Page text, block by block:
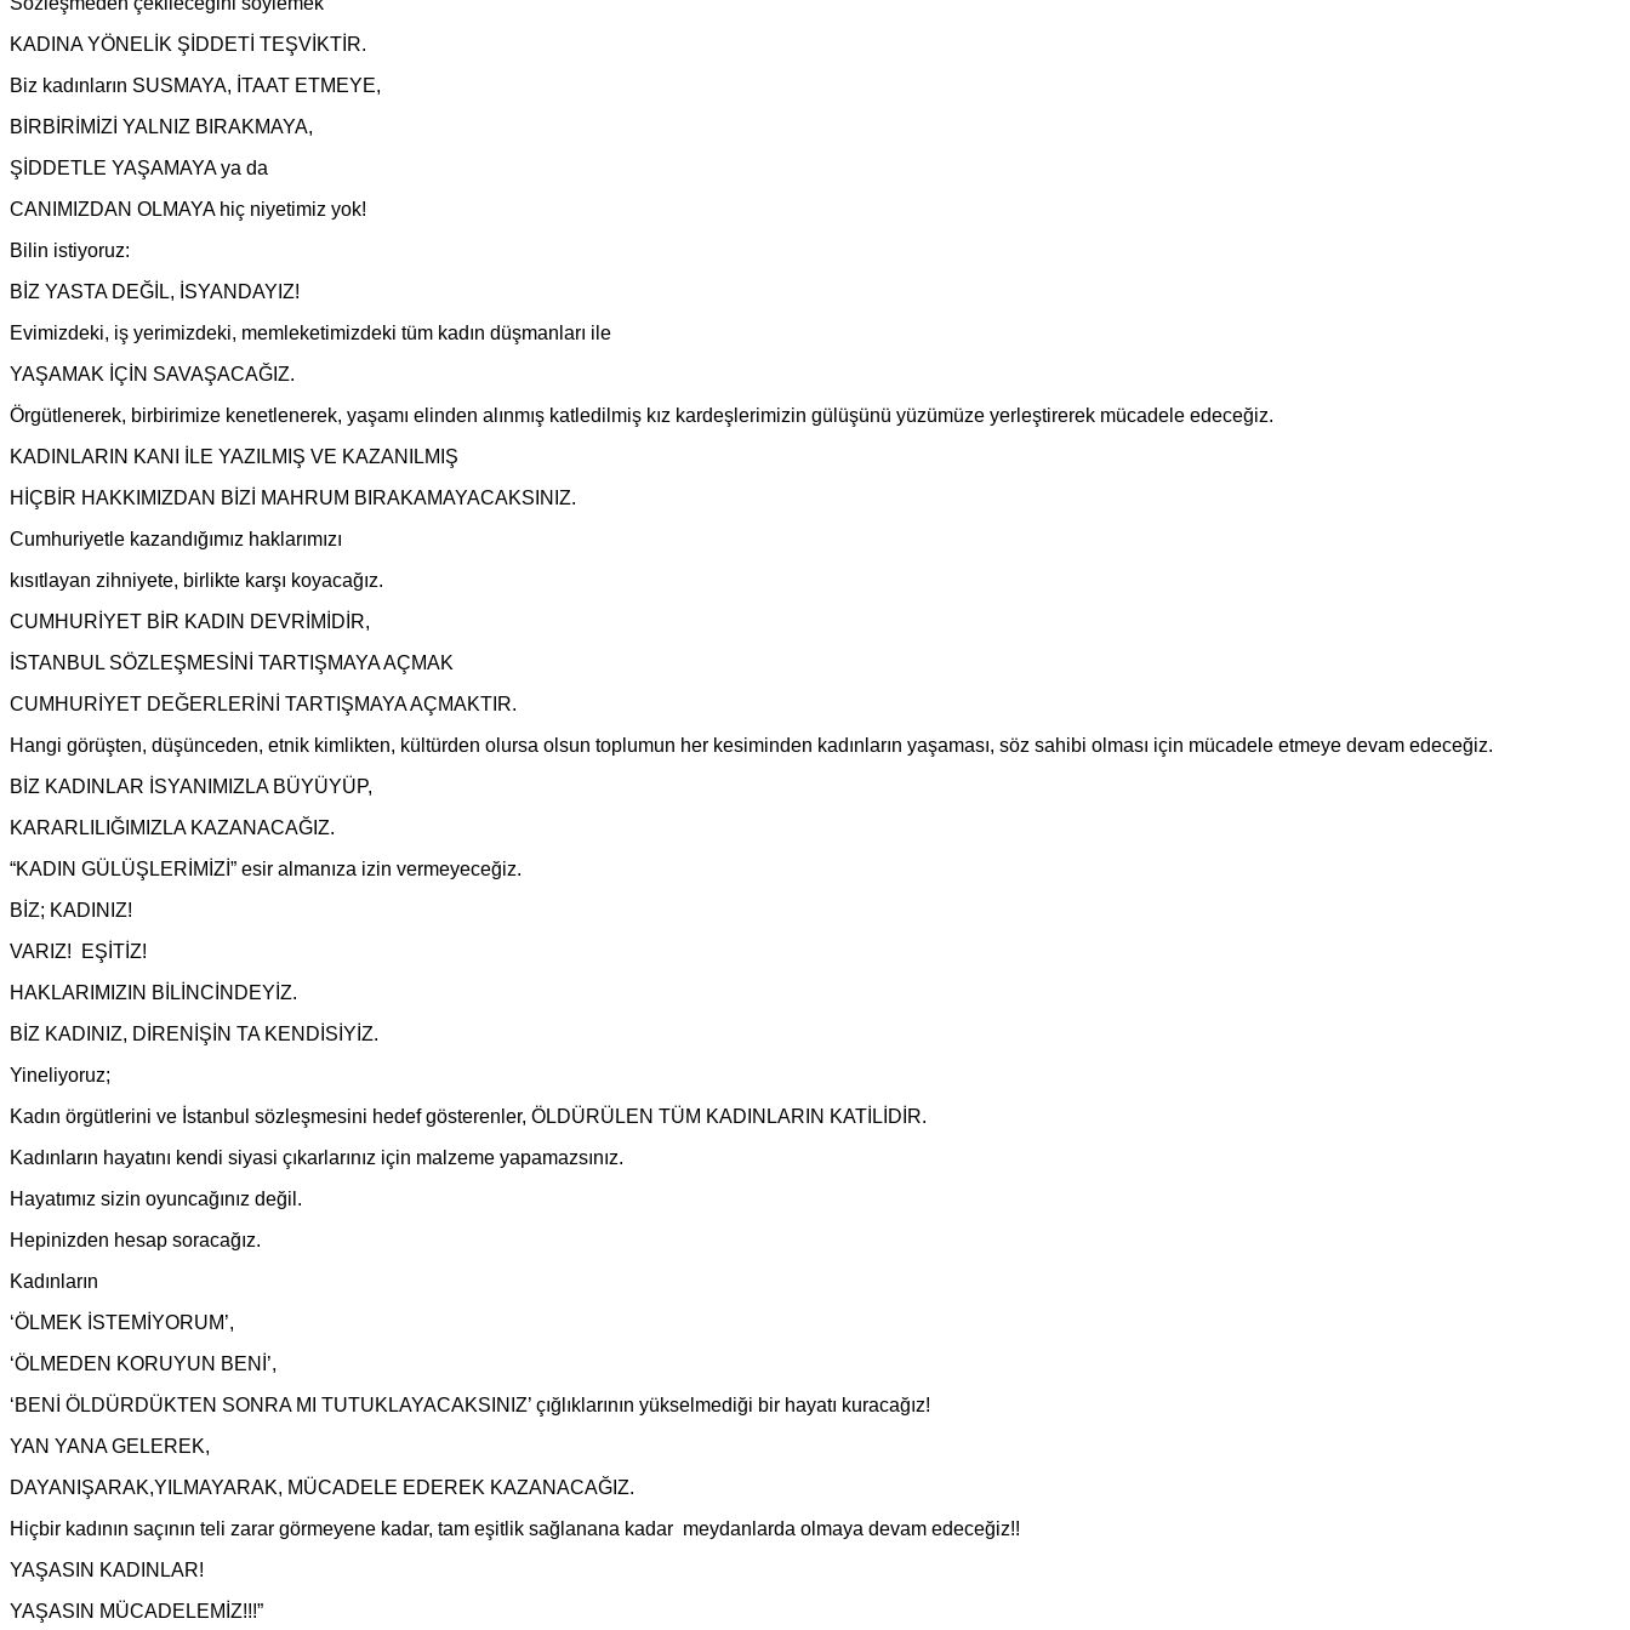
KADINA YÖNELİK ŞİDDETİ TEŞVİKTİR.
Biz kadınların SUSMAYA, İTAAT ETMEYE,
BİRBİRİMİZİ YALNIZ BIRAKMAYA,
ŞİDDETLE YAŞAMAYA ya da
CANIMIZDAN OLMAYA hiç niyetimiz yok!
Bilin istiyoruz:
BİZ YASTA DEĞİL, İSYANDAYIZ!
Evimizdeki, iş yerimizdeki, memleketimizdeki tüm kadın düşmanları ile
YAŞAMAK İÇİN SAVAŞACAĞIZ.
Örgütlenerek, birbirimize kenetlenerek, yaşamı elinden alınmış katledilmiş kız kardeşlerimizin gülüşünü yüzümüze yerleştirerek mücadele edeceğiz.
KADINLARIN KANI İLE YAZILMIŞ VE KAZANILMIŞ
HİÇBİR HAKKIMIZDAN BİZİ MAHRUM BIRAKAMAYACAKSINIZ.
Cumhuriyetle kazandığımız haklarımızı
kısıtlayan zihniyete, birlikte karşı koyacağız.
CUMHURİYET BİR KADIN DEVRİMİDİR,
İSTANBUL SÖZLEŞMESİNİ TARTIŞMAYA AÇMAK
CUMHURİYET DEĞERLERİNİ TARTIŞMAYA AÇMAKTIR.
Hangi görüşten, düşünceden, etnik kimlikten, kültürden olursa olsun toplumun her kesiminden kadınların yaşaması, söz sahibi olması için mücadele etmeye devam edeceğiz.
BİZ KADINLAR İSYANIMIZLA BÜYÜYÜP,
KARARLILIĞIMIZLA KAZANACAĞIZ.
“KADIN GÜLÜŞLERİMİZİ” esir almanıza izin vermeyeceğiz.
BİZ; KADINIZ!
VARIZ! EŞİTİZ!
HAKLARIMIZIN BİLİNCİNDEYİZ.
BİZ KADINIZ, DİRENİŞİN TA KENDİSİYİZ.
Yineliyoruz;
Kadın örgütlerini ve İstanbul sözleşmesini hedef gösterenler, ÖLDÜRÜLEN TÜM KADINLARIN KATİLİDİR.
Kadınların hayatını kendi siyasi çıkarlarınız için malzeme yapamazsınız.
Hayatımız sizin oyuncağınız değil.
Hepinizden hesap soracağız.
Kadınların
‘ÖLMEK İSTEMİYORUM’,
‘ÖLMEDEN KORUYUN BENİ’,
‘BENİ ÖLDÜRDÜKTEN SONRA MI TUTUKLAYACAKSINIZ’ çığlıklarının yükselmediği bir hayatı kuracağız!
YAN YANA GELEREK,
DAYANIŞARAK,YILMAYARAK, MÜCADELE EDEREK KAZANACAĞIZ.
Hiçbir kadının saçının teli zarar görmeyene kadar, tam eşitlik sağlanana kadar meydanlarda olmaya devam edeceğiz!!
YAŞASIN KADINLAR!
YAŞASIN MÜCADELEMİZ!!!”